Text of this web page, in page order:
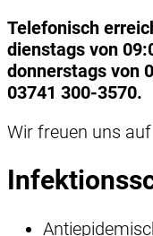
Telefonisch
dienstags von
donnerstags von
03741 300-3570.
Wir freuen uns